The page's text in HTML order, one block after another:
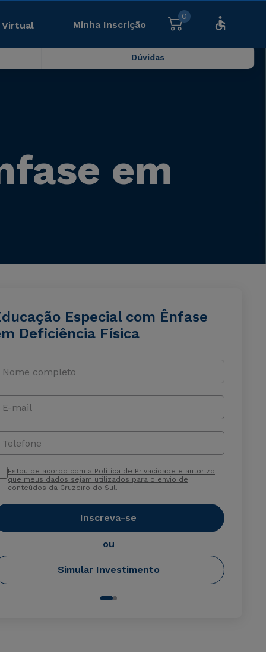
Virtual Minha Inscrição
0
Dúvidas
em
Especial com Ênfase
Deficiência Física
Nome completo
E-mail
Telefone
Estou de acordo com a Política de Privacidade e autorizo
que meus dados sejam utilizados para o envio de
conteúdos da Cruzeiro do Sul.
Inscreva-se
ou
Simular Investimento